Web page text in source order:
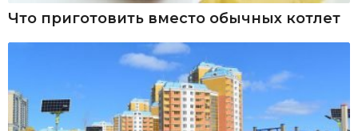
Что приготовить вместо обычных котлет